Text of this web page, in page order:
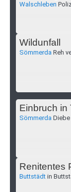
Walschleben
Wildunfall
Sömmerda Reh
Einbruch in
Sömmerda
Renitentes
Buttstädt in